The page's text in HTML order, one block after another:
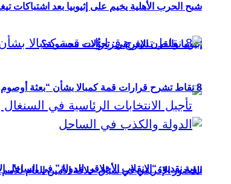
إثيوبيا والقرن الإفريقي: تحوُّلات محسوبة؟
الحضور الإفريقي في سباق خلافة الأمين العام
شبح الحرب الأهلية يخيم على إثيوبيا بعد اشتباكات
8 نقاط تشرح قرارات قمة كمبالا بشأن “بعثة أوصوم” في الصومال؟
رؤية نقدية: “الانقلاب الأخلاقي للدولة” في الساحل